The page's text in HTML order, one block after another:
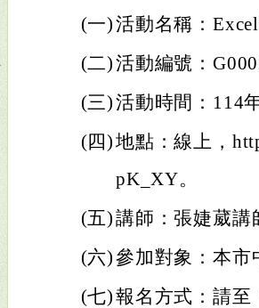
(一)活動名稱：Excel
(二)活動編號：
(三)活動時間：114
(四)地點：線上，
pK_XY。
(五)講師：張婕葳講
(六)參加對象：本市
(七)報名方式：請至